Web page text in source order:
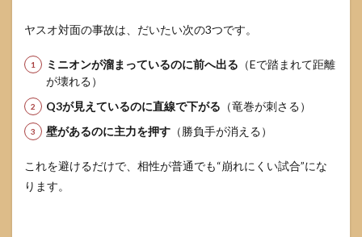
ヤスオ対面の事故は、だいたい次の3つです。
ミニオンが溜まっているのに前へ出る （Eで踏まれて距離
が壊れる）
Q3が見えているのに直線で下がる （竜巻が刺さる）
壁があるのに主力を押す （勝負手が消える）
これを避けるだけで、相性が普通でも“崩れにくい試合”にな
ります。